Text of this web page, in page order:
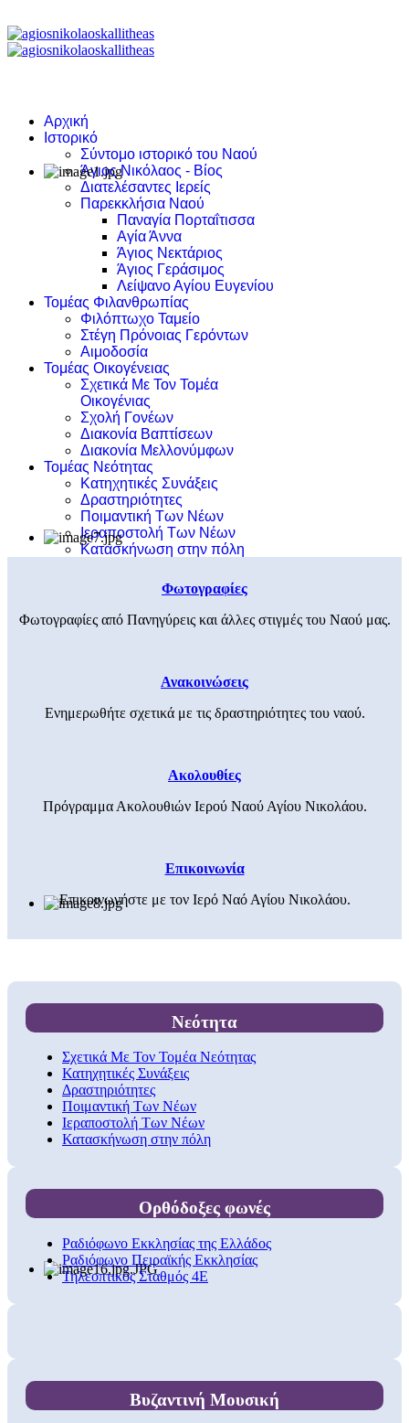
Αρχική
Ιστορικό
Σύντομο ιστορικό του Ναού
Άγιος Νικόλαος - Βίος
Διατελέσαντες Ιερείς
Παρεκκλήσια Ναού
Παναγία Πορταΐτισσα
Αγία Άννα
Άγιος Νεκτάριος
Άγιος Γεράσιμος
Λείψανο Αγίου Ευγενίου
Τομέας Φιλανθρωπίας
Φιλόπτωχο Ταμείο
Στέγη Πρόνοιας Γερόντων
Αιμοδοσία
Τομέας Οικογένειας
Σχετικά Με Τον Τομέα
Οικογένιας
Σχολή Γονέων
Διακονία Βαπτίσεων
Διακονία Μελλονύμφων
Τομέας Νεότητας
Κατηχητικές Συνάξεις
Δραστηριότητες
Ποιμαντική Των Νέων
Ιεραποστολή Των Νέων
Κατασκήνωση στην πόλη
Φωτογραφίες
Φωτογραφίες από Πανηγύρεις και άλλες στιγμές του Ναού μας.
Ανακοινώσεις
Ενημερωθήτε σχετικά με τις δραστηριότητες του ναού.
Ακολουθίες
Πρόγραμμα Ακολουθιών Ιερού Ναού Αγίου Νικολάου.
Επικοινωνία
Επικοινωνήστε με τον Ιερό Ναό Αγίου Νικολάου.
Νεότητα
Σχετικά Με Τον Τομέα Νεότητας
Κατηχητικές Συνάξεις
Δραστηριότητες
Ποιμαντική Των Νέων
Ιεραποστολή Των Νέων
Κατασκήνωση στην πόλη
Ορθόδοξες φωνές
Ραδιόφωνο Εκκλησίας της Ελλάδος
Ραδιόφωνο Πειραϊκής Εκκλησίας
Τηλεοπτικός Σταθμός 4Ε
Βυζαντινή Μουσική